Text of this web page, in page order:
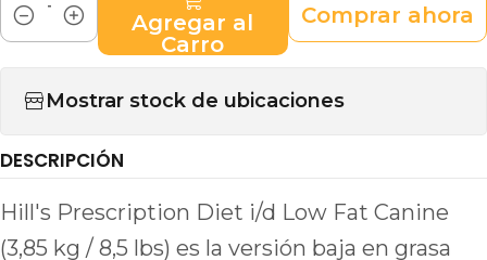
Cantidad
Agregar al
Carro
Comprar ahora
Mostrar stock de ubicaciones
DESCRIPCIÓN
Hill's Prescription Diet i/d Low Fat Canine
(3,85 kg / 8,5 lbs) es la versión baja en grasa